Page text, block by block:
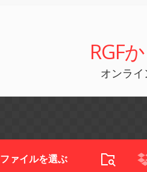
RGF
オンラ
ファイルを選ぶ